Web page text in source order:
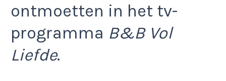
ontmoetten in het tv-
programma B&B Vol
Liefde.